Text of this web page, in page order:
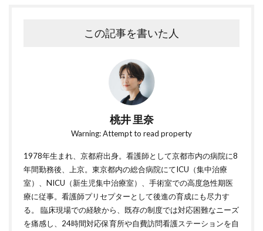
この記事を書いた人
桃井 里奈
Warning: Attempt to read property
1978年生まれ、京都府出身。看護師として京都市内の病院に8
年間勤務後、上京。東京都内の総合病院にてICU（集中治療
室）、NICU（新生児集中治療室）、手術室での高度急性期医
療に従事。看護師プリセプターとして後進の育成にも尽力す
る。 臨床現場での経験から、既存の制度では対応困難なニーズ
を痛感し、24時間対応保育所や自費訪問看護ステーションを自